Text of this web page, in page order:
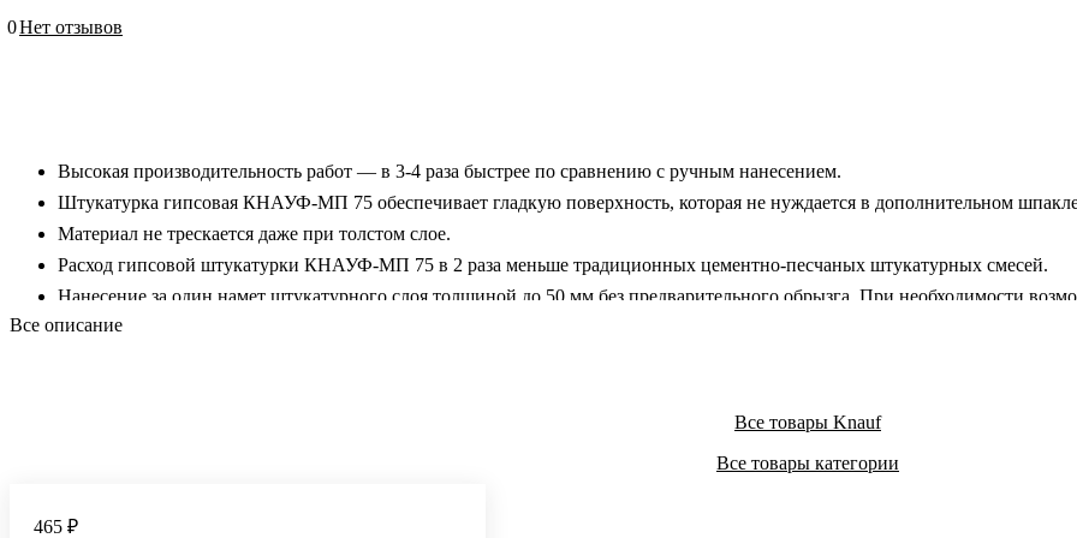
0Нет отзывов
Высокая производительность работ — в 3-4 раза быстрее по сравнению с ручным нанесением.
Штукатурка гипсовая КНАУФ-МП 75 обеспечивает гладкую поверхность, которая не нуждается в дополнительном
Материал не трескается даже при толстом слое.
Расход гипсовой штукатурки КНАУФ-МП 75 в 2 раза меньше традиционных цементно-песчаных штукатурных смесей.
Нанесение за один намет штукатурного слоя толщиной до 50 мм без предварительного обрызга. При необходимости
Универсальность материала — одновременное оштукатуривание и шпаклевание, изготовление декоративных элементов,
Регулирует режим влажности — поверхность «дышит», создавая благоприятный микроклимат в помещении.
Материал изготовлен из экологически чистого природного минерала (гипса) и не содержит вредных для здоровья
Все описание
Все товары Knauf
Все товары категории
465 ₽